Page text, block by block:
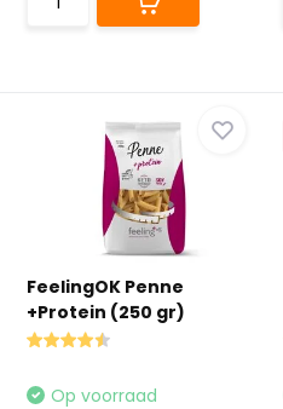
FeelingOK Penne
+Protein (250 gr)
Op voorraad